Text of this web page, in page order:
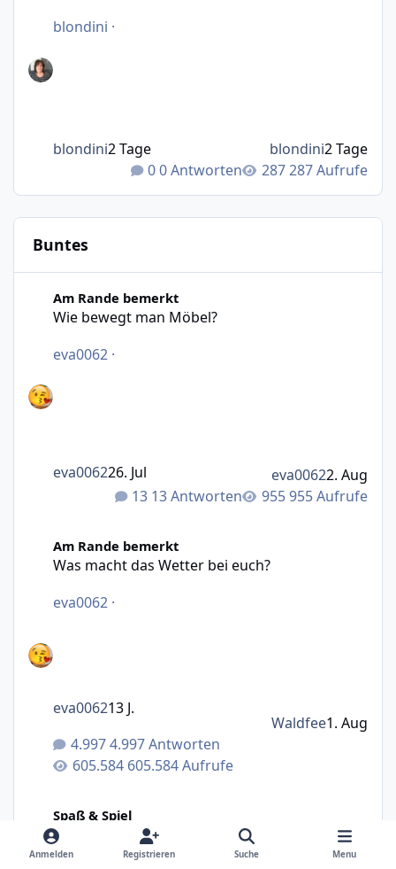
blondini ·
0 Antworten 287 Aufrufe
blondini2 Tage blondini2 Tage
Buntes
Am Rande bemerkt
Wie bewegt man Möbel?
eva0062 ·
13 Antworten 955 Aufrufe
eva006226. Jul eva00622. Aug
Am Rande bemerkt
Was macht das Wetter bei euch?
eva0062 ·
4.997 Antworten
605.584 Aufrufe
eva006213 J.
Waldfee1. Aug
Spaß & Spiel
Abstimmung für August-Motto
(Fotowettbewerb)
Anmelden Registrieren Suche Menu